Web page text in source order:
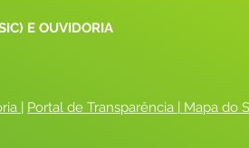
E OUVIDORIA
| Portal de Transparência | Mapa do